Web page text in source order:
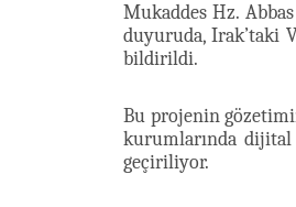
Mukaddes Hz.
duyuruda, Irak’taki
bildirildi.
Bu projenin
kurumlarında
geçiriliyor.